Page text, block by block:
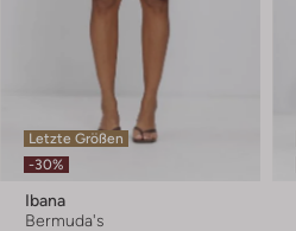
Letzte Größen
-30%
Ibana
Bermuda's